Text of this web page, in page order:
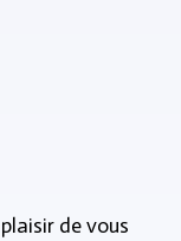
de vous